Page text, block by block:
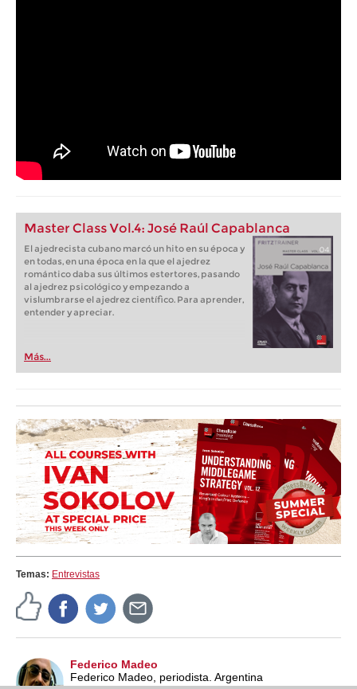
Master Class Vol.4: José Raúl Capablanca
El ajedrecista cubano marcó un hito en su época y
en todas, en una época en la que el ajedrez
romántico daba sus últimos estertores, pasando
al ajedrez psicológico y empezando a
vislumbrarse el ajedrez científico. Para aprender,
entender y apreciar.
Más...
Temas: Entrevistas
Federico Madeo
Federico Madeo, periodista. Argentina